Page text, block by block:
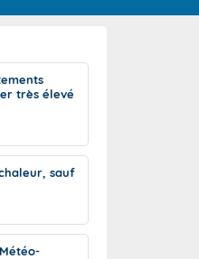
de J+2 à J+7
à l'échelle
risque
très élevé
sauf